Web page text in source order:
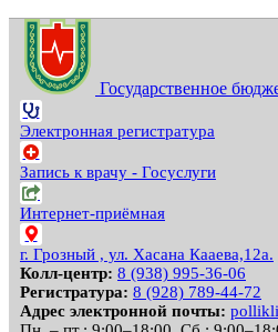
Государственное
Электронная регистратура
Запись к врачу - Госуслуги
Интернет-приёмная
г. Грозный , ул. Хасана Кааева,12а.
Колл-центр: 8 (938) 995-36-06
Регистратура: 8 (928) 789-44-72
Адрес электронной почты: